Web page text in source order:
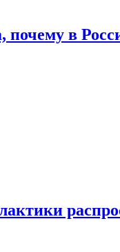
почему в